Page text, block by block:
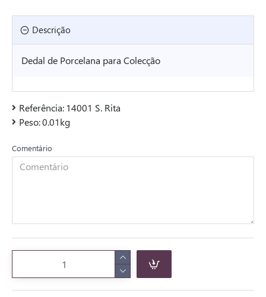
Descrição
Dedal de Porcelana para Colecção
Referência:14001 S. Rita
Peso:0.01kg
Comentário